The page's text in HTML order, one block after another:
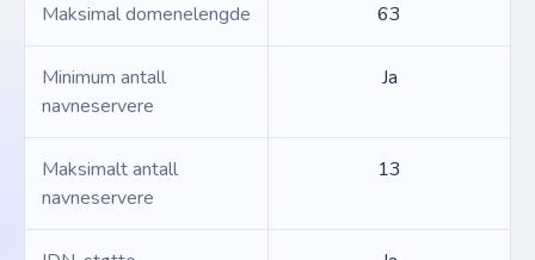
Maksimal domenelengde 63
Minimum antall
navneservere
Ja
Maksimalt antall
navneservere
13